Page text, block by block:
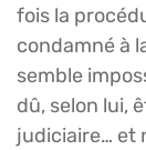
fois la
condamné à
semble
dû, selon lui,
judiciaire… et